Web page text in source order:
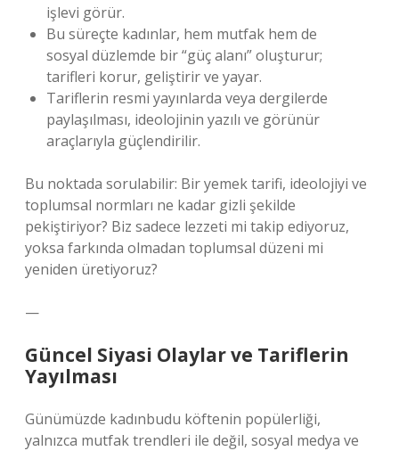
işlevi görür.
Bu süreçte kadınlar, hem mutfak hem de
sosyal düzlemde bir “güç alanı” oluşturur;
tarifleri korur, geliştirir ve yayar.
Tariflerin resmi yayınlarda veya dergilerde
paylaşılması, ideolojinin yazılı ve görünür
araçlarıyla güçlendirilir.
Bu noktada sorulabilir: Bir yemek tarifi, ideolojiyi ve
toplumsal normları ne kadar gizli şekilde
pekiştiriyor? Biz sadece lezzeti mi takip ediyoruz,
yoksa farkında olmadan toplumsal düzeni mi
yeniden üretiyoruz?
—
Güncel Siyasi Olaylar ve Tariflerin
Yayılması
Günümüzde kadınbudu köftenin popülerliği,
yalnızca mutfak trendleri ile değil, sosyal medya ve